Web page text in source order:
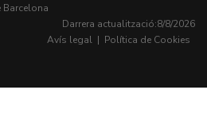
Barcelona
Darrera actualització:8/8/2026
Avís legal | Política de Cookies